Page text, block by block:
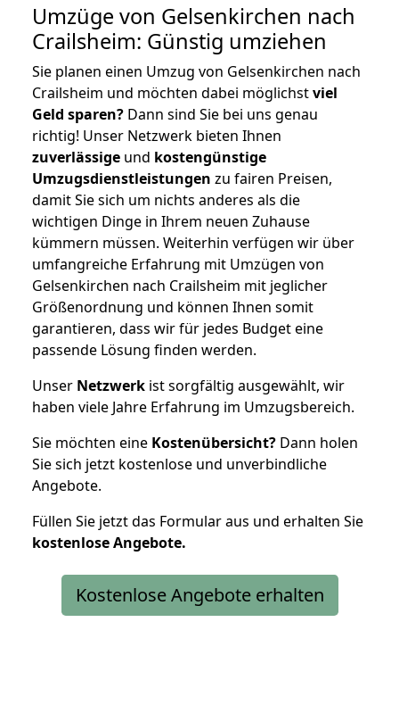
Umzüge von Gelsenkirchen nach
Crailsheim: Günstig umziehen
Sie planen einen Umzug von Gelsenkirchen nach
Crailsheim und möchten dabei möglichstviel
Geld sparen? Dann sind Sie bei uns genau
richtig! Unser Netzwerk bieten Ihnen
zuverlässige und kostengünstige
Umzugsdienstleistungen zu fairen Preisen,
damit Sie sich um nichts anderes als die
wichtigen Dinge in Ihrem neuen Zuhause
kümmern müssen. Weiterhin verfügen wir über
umfangreiche Erfahrung mit Umzügen von
Gelsenkirchen nach Crailsheim mit jeglicher
Größenordnung und können Ihnen somit
garantieren, dass wir für jedes Budget eine
passende Lösung finden werden.
Unser Netzwerk ist sorgfältig ausgewählt, wir
haben viele Jahre Erfahrung im Umzugsbereich.
Sie möchten eine Kostenübersicht? Dann holen
Sie sich jetzt kostenlose und unverbindliche
Angebote.
Füllen Sie jetzt das Formular aus und erhalten Sie
kostenloseAngebote.
Kostenlose Angebote erhalten